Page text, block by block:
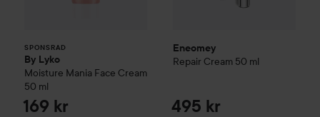
SPONSRAD
By Lyko
Moisture Mania Face Cream
50 ml
169 kr
Eneomey
Repair Cream 50 ml
495 kr